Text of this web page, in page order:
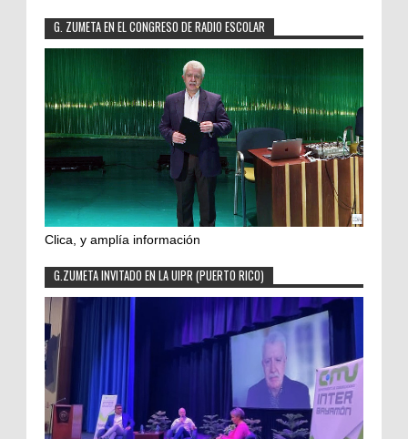
G. ZUMETA EN EL CONGRESO DE RADIO ESCOLAR
Clica, y amplía información
G.ZUMETA INVITADO EN LA UIPR (PUERTO RICO)